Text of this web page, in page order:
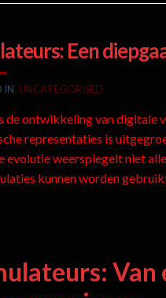
Een
IN UNCATEGORISED
ontwikkeling van digitale
representaties is
evolutie weerspiegelt niet
kunnen worden
Van